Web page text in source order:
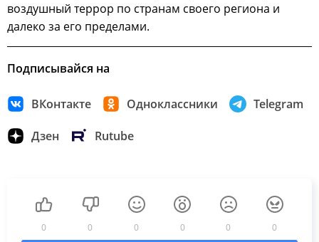
воздушный террор по странам своего региона и
далеко за его пределами.
Подписывайся на
ВКонтакте Одноклассники Telegram
Дзен Rutube
0 0 0 0 0 0